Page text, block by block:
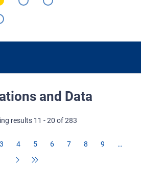
and Data
results 11 - 20 of 283
3 4 5 6 7 8 9 …